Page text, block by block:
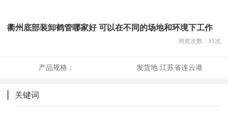
衢州底部装卸鹤管哪家好 可以在不同的场地和环境下工作
浏览次数： 81次
产品规格： 发货地:江苏省连云港
关键词